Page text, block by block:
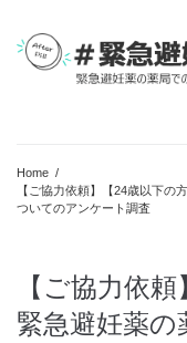
content
Home /
【ご協力依頼】【24歳以下の
ついてのアンケート調査
【ご協力依
緊急避妊薬